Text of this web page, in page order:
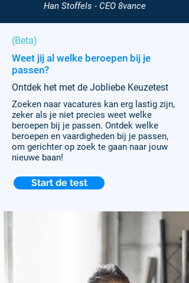
Han Stoffels - CEO 8vance
(Beta)
Weet jij al welke beroepen bij je
passen?
Ontdek het met de Jobliebe Keuzetest
Zoeken naar vacatures kan erg lastig zijn,
zeker als je niet precies weet welke
beroepen bij je passen. Ontdek welke
beroepen en vaardigheden bij je passen,
om gerichter op zoek te gaan naar jouw
nieuwe baan!
Start de test